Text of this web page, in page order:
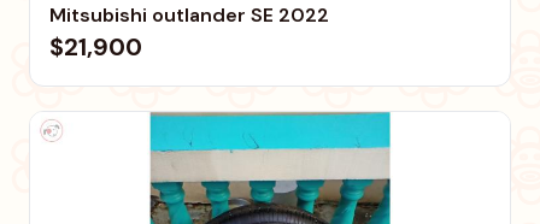
Mitsubishi outlander SE 2022
$21,900